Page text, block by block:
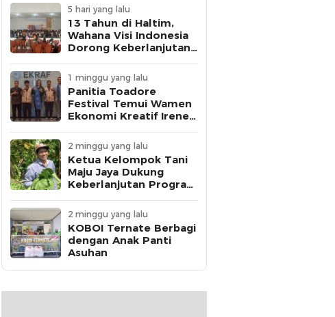
5 hari yang lalu
13 Tahun di Haltim,
Wahana Visi Indonesia
Dorong Keberlanjutan
1 minggu yang lalu
Panitia Toadore
Festival Temui Wamen
Ekonomi Kreatif Irene
2 minggu yang lalu
Ketua Kelompok Tani
Maju Jaya Dukung
Keberlanjutan Program
2 minggu yang lalu
KOBOI Ternate Berbagi
dengan Anak Panti
Asuhan